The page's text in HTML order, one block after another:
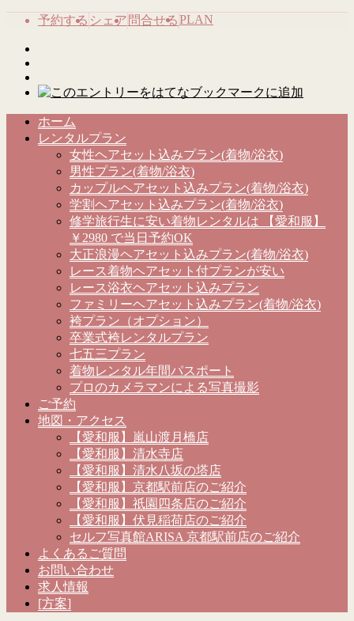
予約する シェア 問合せるPLAN
ホーム
レンタルプラン
女性ヘアセット込みプラン(着物/浴衣)
男性プラン(着物/浴衣)
カップルヘアセット込みプラン(着物/浴衣)
学割ヘアセット込みプラン(着物/浴衣)
修学旅行生に安い着物レンタルは 【愛和服】
￥2980 で当日予約OK
大正浪漫ヘアセット込みプラン(着物/浴衣)
レース着物ヘアセット付プランが安い
レース浴衣ヘアセット込みプラン
ファミリーヘアセット込みプラン(着物/浴衣)
袴プラン（オプション）
卒業式袴レンタルプラン
七五三プラン
着物レンタル年間パスポート
プロのカメラマンによる写真撮影
ご予約
地図・アクセス
【愛和服】嵐山渡月橋店
【愛和服】清水寺店
【愛和服】清水八坂の塔店
【愛和服】京都駅前店のご紹介
【愛和服】祇園四条店のご紹介
【愛和服】伏見稲荷店のご紹介
セルフ写真館ARISA 京都駅前店のご紹介
よくあるご質問
お問い合わせ
求人情報
[方案]